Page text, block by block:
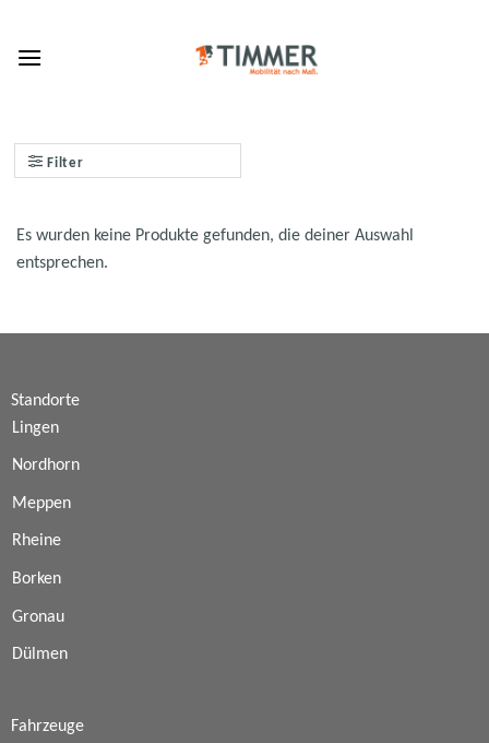
content
Filter
Es wurden keine Produkte gefunden, die deiner Auswahl
entsprechen.
Standorte
Lingen
Nordhorn
Meppen
Rheine
Borken
Gronau
Dülmen
Fahrzeuge